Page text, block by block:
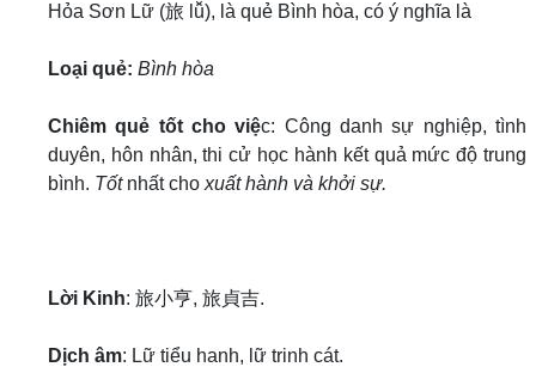
Hỏa Sơn Lữ (旅 lǚ), là quẻ Bình hòa, có ý nghĩa là
Loại quẻ: Bình hòa
Chiêm quẻ tốt cho việc: Công danh sự nghiệp, tình
duyên, hôn nhân, thi cử học hành kết quả mức độ trung
bình. Tốtnhất cho xuất hành và khởi sự.
Lời Kinh: 旅小亨, 旅貞吉.
Dịch âm: Lữ tiểu hanh, lữ trinh cát.